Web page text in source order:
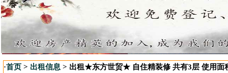
·首页 > 出租信息 > 出租★东方世贸★ 自住精装修 共有3层 使用面